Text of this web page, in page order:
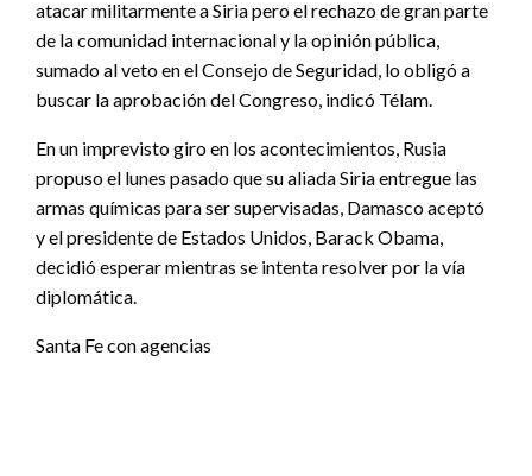
atacar militarmente a Siria pero el rechazo de gran parte
de la comunidad internacional y la opinión pública,
sumado al veto en el Consejo de Seguridad, lo obligó a
buscar la aprobación del Congreso, indicó Télam.
En un imprevisto giro en los acontecimientos, Rusia
propuso el lunes pasado que su aliada Siria entregue las
armas químicas para ser supervisadas, Damasco aceptó
y el presidente de Estados Unidos, Barack Obama,
decidió esperar mientras se intenta resolver por la vía
diplomática.
Santa Fe con agencias